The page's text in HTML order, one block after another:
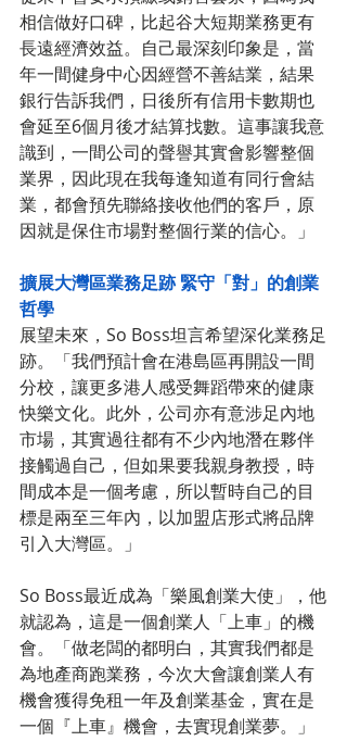
相信做好口碑，比起谷大短期業務更有
長遠經濟效益。自己最深刻印象是，當
年一間健身中心因經營不善結業，結果
銀行告訴我們，日後所有信用卡數期也
會延至6個月後才結算找數。這事讓我意
識到，一間公司的聲譽其實會影響整個
業界，因此現在我每逢知道有同行會結
業，都會預先聯絡接收他們的客戶，原
因就是保住市場對整個行業的信心。」
擴展大灣區業務足跡 緊守「對」的創業
哲學
展望未來，So Boss坦言希望深化業務足
跡。「我們預計會在港島區再開設一間
分校，讓更多港人感受舞蹈帶來的健康
快樂文化。此外，公司亦有意涉足內地
市場，其實過往都有不少內地潛在夥伴
接觸過自己，但如果要我親身教授，時
間成本是一個考慮，所以暫時自己的目
標是兩至三年內，以加盟店形式將品牌
引入大灣區。」
So Boss最近成為「樂風創業大使」，他
就認為，這是一個創業人「上車」的機
會。「做老闆的都明白，其實我們都是
為地產商跑業務，今次大會讓創業人有
機會獲得免租一年及創業基金，實在是
一個『上車』機會，去實現創業夢。」